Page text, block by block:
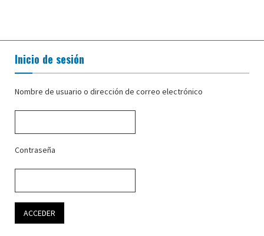
Inicio de sesión
Nombre de usuario o dirección de correo electrónico
Contraseña